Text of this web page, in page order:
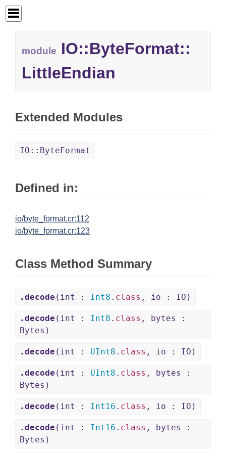
module IO::ByteFormat::
LittleEndian
Extended Modules
IO::ByteFormat
Defined in:
io/byte_format.cr:112
io/byte_format.cr:123
Class Method Summary
.decode (int : Int8 . class , io : IO)
.decode (int : Int8 . class , bytes :
Bytes)
.decode (int : UInt8 . class , io : IO)
.decode (int : UInt8 . class , bytes :
Bytes)
.decode (int : Int16 . class , io : IO)
.decode (int : Int16 . class , bytes :
Bytes)